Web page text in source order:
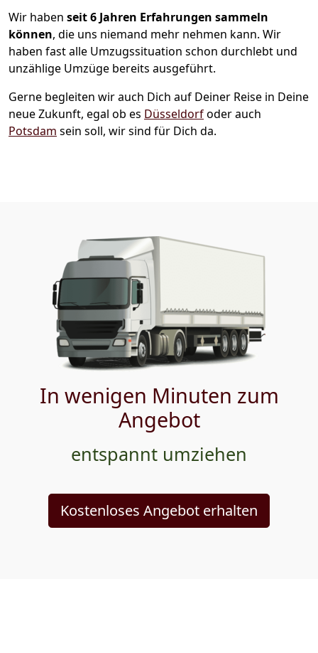
Wir haben seit6 Jahren Erfahrungen sammeln
können, die uns niemand mehr nehmen kann. Wir
haben fast alle Umzugssituation schon durchlebt und
unzählige Umzüge bereits ausgeführt.
Gerne begleiten wir auch Dich auf Deiner Reise in Deine
neue Zukunft, egal ob es Düsseldorfoder auch
Potsdam sein soll, wir sind für Dich da.
In wenigen Minuten zum
Angebot
entspannt umziehen
Kostenloses Angebot erhalten